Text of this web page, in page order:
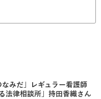
みだ」レギュラー看護師
法律相談所」持田香織さん